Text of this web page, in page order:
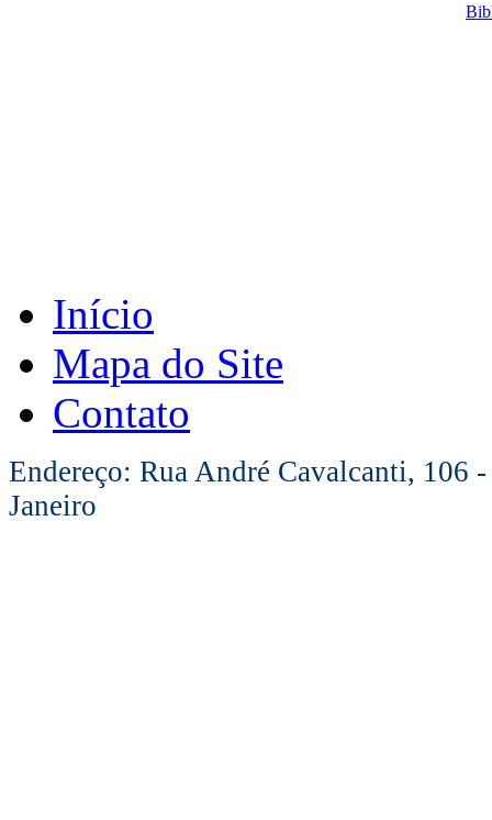
Início
Mapa do Site
Contato
Endereço: Rua André Cavalcanti, 106
Janeiro